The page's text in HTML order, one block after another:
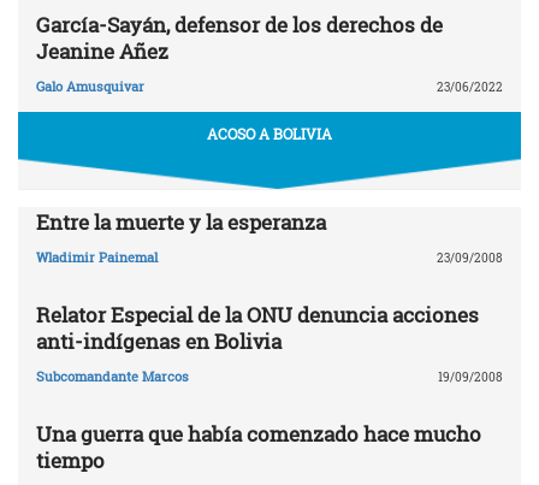
García-Sayán, defensor de los derechos de
Jeanine Añez
Galo Amusquivar 23/06/2022
ACOSO A BOLIVIA
Entre la muerte y la esperanza
Wladimir Painemal 23/09/2008
Relator Especial de la ONU denuncia acciones
anti-indígenas en Bolivia
Subcomandante Marcos 19/09/2008
Una guerra que había comenzado hace mucho
tiempo